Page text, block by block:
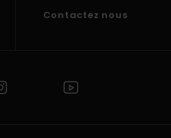
Contactez nous